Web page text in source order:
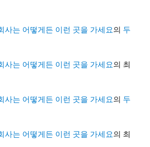
사는 어떻게든 이런 곳을 가세요의 두
사는 어떻게든 이런 곳을 가세요의 최
사는 어떻게든 이런 곳을 가세요의 두
사는 어떻게든 이런 곳을 가세요의 최